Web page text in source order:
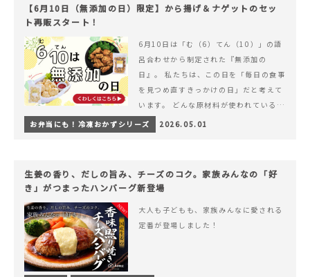
【6月10日（無添加の日）限定】から揚げ＆ナゲットのセッ
ト再販スタート！
6月10日は「む（6）てん（10）」の語
呂合わせから制定された『無添加の
日』。 私たちは、この日を「毎日の食事
を見つめ直すきっかけの日」だと考えて
います。 どんな原材料が使われているの
か。 どのようにつくられているのか。&
hellip; 続きを読む 【6月10日（無添加
お弁当にも！冷凍おかずシリーズ 2026.05.01
生姜の香り、だしの旨み、チーズのコク。家族みんなの「好
き」がつまったハンバーグ新登場
大人も子どもも、家族みんなに愛される
定番が登場しました！